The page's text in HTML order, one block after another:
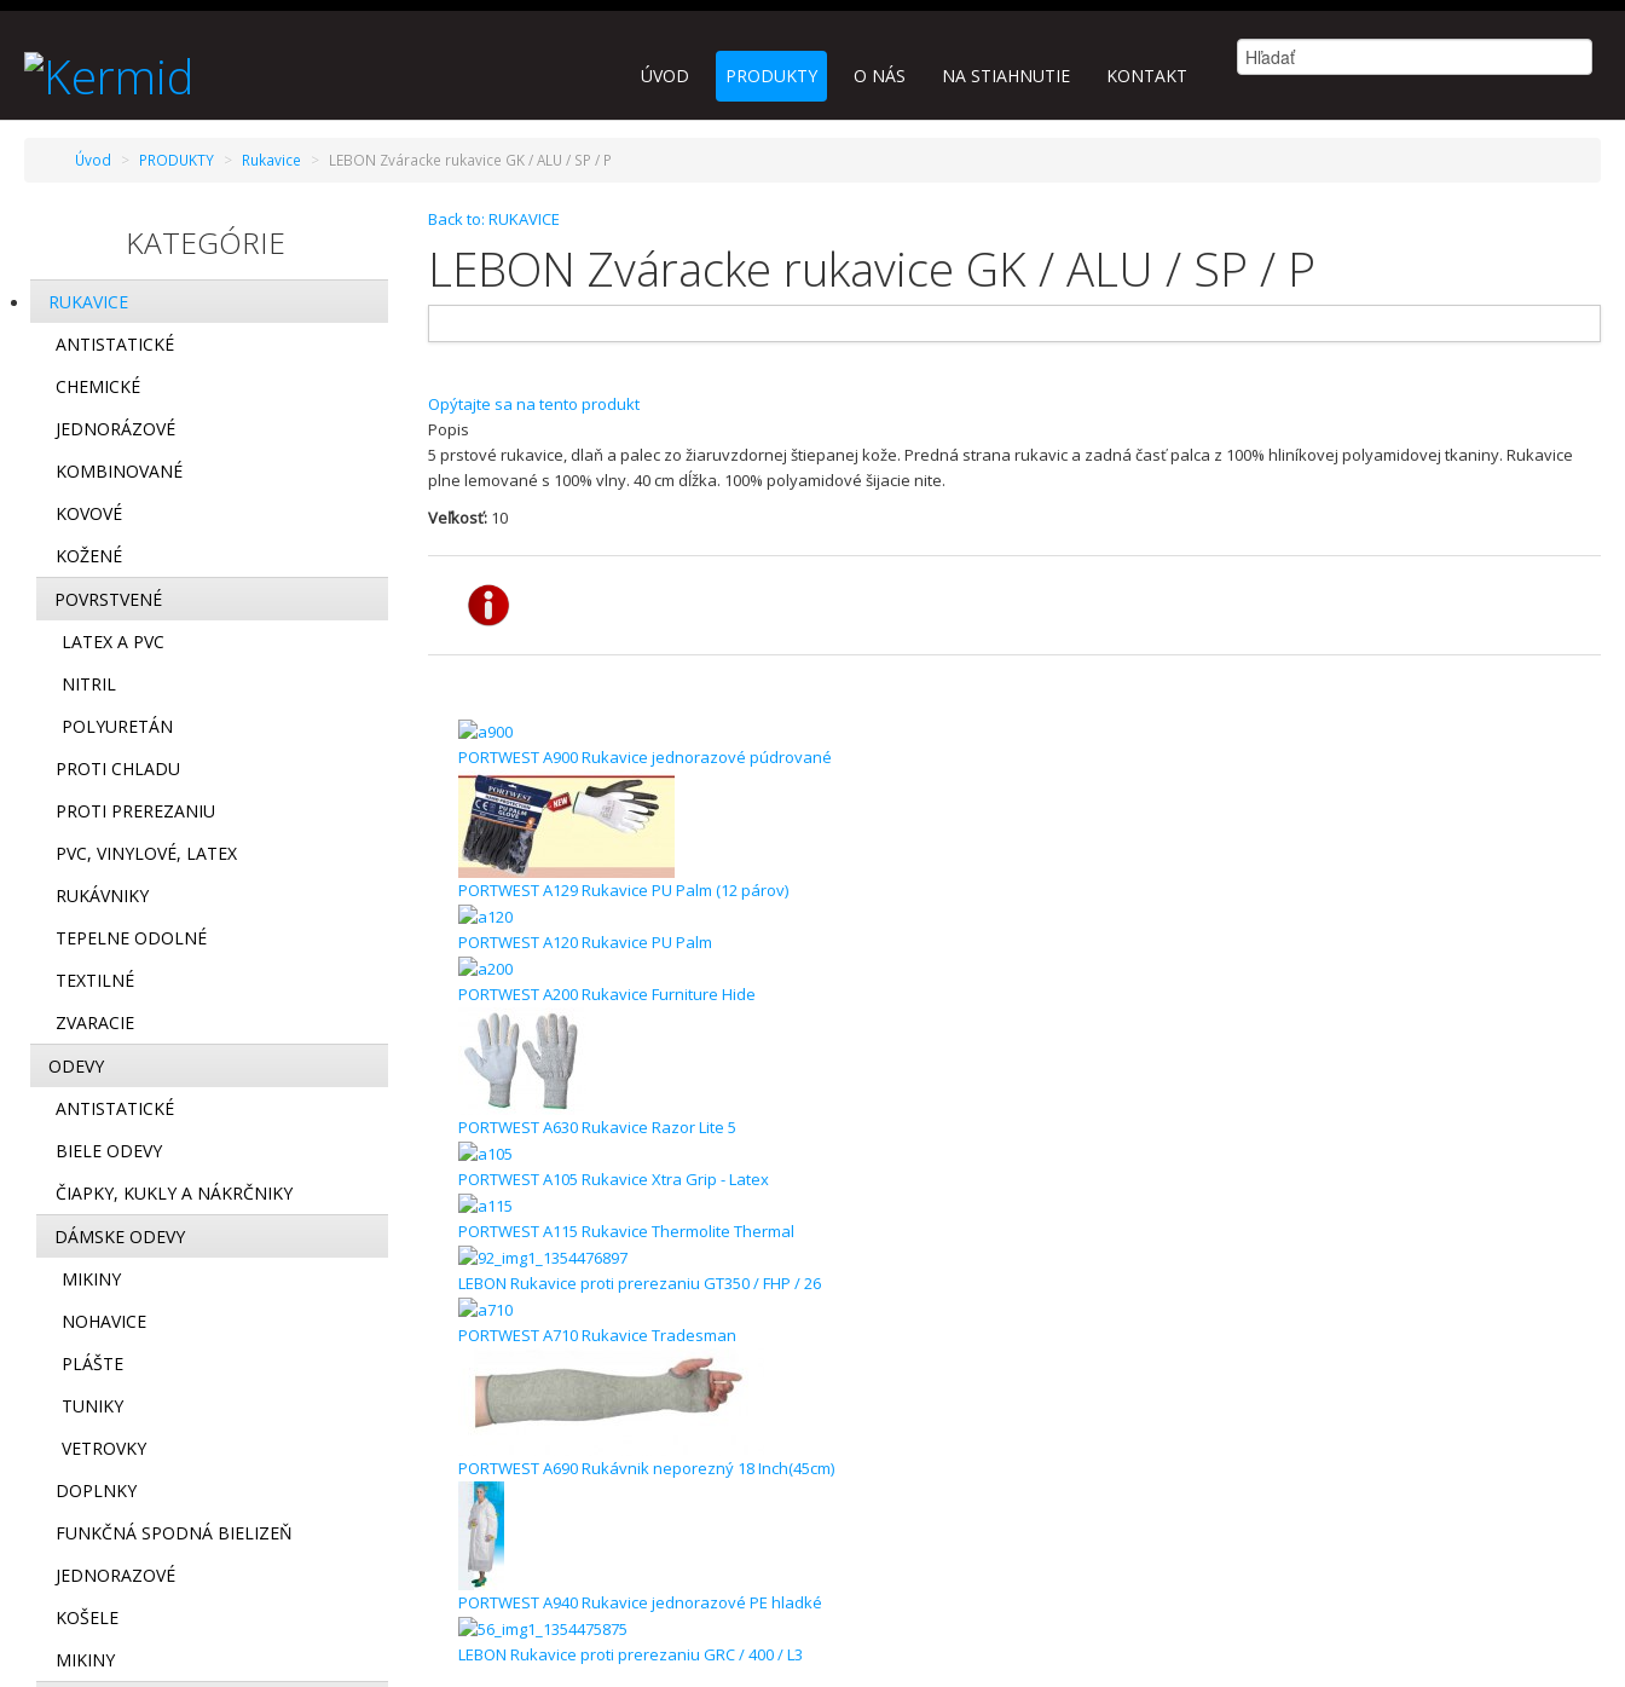
ÚVOD PRODUKTY O NÁS NA STIAHNUTIE KONTAKT
Úvod > PRODUKTY > Rukavice > LEBON Zváracke rukavice GK / ALU / SP / P
KATEGÓRIE
RUKAVICE
ANTISTATICKÉ
CHEMICKÉ
JEDNORÁZOVÉ
KOMBINOVANÉ
KOVOVÉ
KOŽENÉ
POVRSTVENÉ
LATEX A PVC
NITRIL
POLYURETÁN
PROTI CHLADU
PROTI PREREZANIU
PVC, VINYLOVÉ, LATEX
RUKÁVNIKY
TEPELNE ODOLNÉ
TEXTILNÉ
ZVARACIE
ODEVY
ANTISTATICKÉ
BIELE ODEVY
ČIAPKY, KUKLY A NÁKRČNIKY
DÁMSKE ODEVY
MIKINY
NOHAVICE
PLÁŠTE
TUNIKY
VETROVKY
DOPLNKY
FUNKČNÁ SPODNÁ BIELIZEŇ
JEDNORAZOVÉ
KOŠELE
MIKINY
Back to: RUKAVICE
LEBON Zváracke rukavice GK / ALU / SP / P
Opýtajte sa na tento produkt
Popis
5 prstové rukavice, dlaň a palec zo žiaruvzdornej štiepanej kože. Predná strana rukavic a zadná časť palca z 100% hliníkovej polyamidovej tkaniny. Rukavice
plne lemované s 100% vlny. 40 cm dĺžka. 100% polyamidové šijacie nite.
Veľkosť: 10
PORTWEST A900 Rukavice jednorazové púdrované
PORTWEST A129 Rukavice PU Palm (12 párov)
PORTWEST A120 Rukavice PU Palm
PORTWEST A200 Rukavice Furniture Hide
PORTWEST A630 Rukavice Razor Lite 5
PORTWEST A105 Rukavice Xtra Grip - Latex
PORTWEST A115 Rukavice Thermolite Thermal
LEBON Rukavice proti prerezaniu GT350 / FHP / 26
PORTWEST A710 Rukavice Tradesman
PORTWEST A690 Rukávnik neporezný 18 Inch(45cm)
PORTWEST A940 Rukavice jednorazové PE hladké
LEBON Rukavice proti prerezaniu GRC / 400 / L3